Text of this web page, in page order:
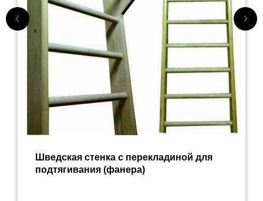
Шведская стенка с перекладиной для
подтягивания (фанера)